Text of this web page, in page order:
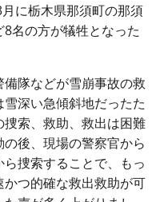
月に栃木県那須町の那須
8名の方が犠牲となった
隊などが雪崩事故の救
深い急傾斜地だったた
索、救助、救出は困難
後、現場の警察官から
ら捜索することで、もっ
つ的確な救出救助が可